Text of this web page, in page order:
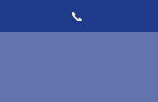
📞